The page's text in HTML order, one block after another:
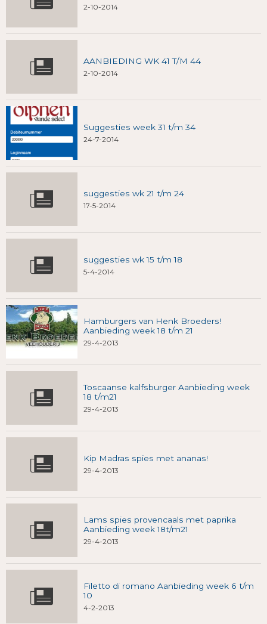
2-10-2014
AANBIEDING WK 41 T/M 44
2-10-2014
Suggesties week 31 t/m 34
24-7-2014
suggesties wk 21 t/m 24
17-5-2014
suggesties wk 15 t/m 18
5-4-2014
Hamburgers van Henk Broeders!
Aanbieding week 18 t/m 21
29-4-2013
Toscaanse kalfsburger Aanbieding week
18 t/m21
29-4-2013
Kip Madras spies met ananas!
29-4-2013
Lams spies provencaals met paprika
Aanbieding week 18t/m21
29-4-2013
Filetto di romano Aanbieding week 6 t/m
10
4-2-2013